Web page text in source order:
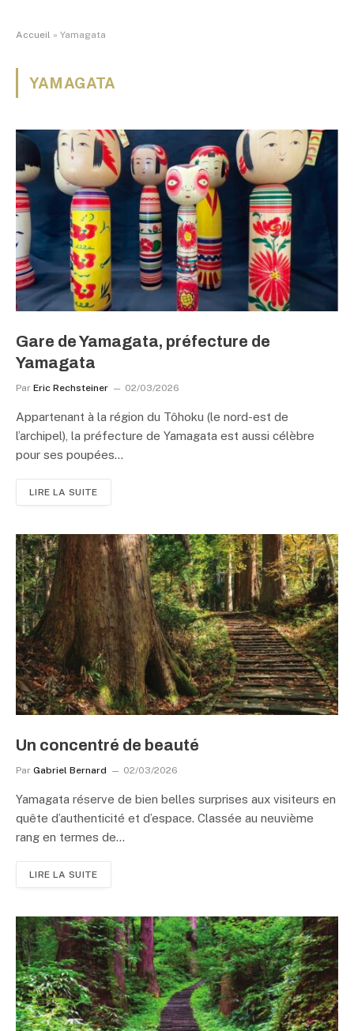
Accueil » Yamagata
YAMAGATA
Gare de Yamagata, préfecture de
Yamagata
Par Eric Rechsteiner 02/03/2026
Appartenant à la région du Tôhoku (le nord-est de
l’archipel), la préfecture de Yamagata est aussi célèbre
pour ses poupées…
LIRE LA SUITE
Un concentré de beauté
Par Gabriel Bernard 02/03/2026
Yamagata réserve de bien belles surprises aux visiteurs en
quête d’authenticité et d’espace. Classée au neuvième
rang en termes de…
LIRE LA SUITE